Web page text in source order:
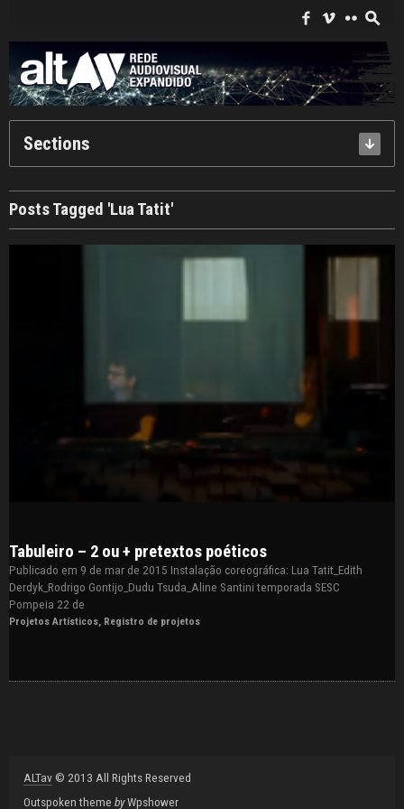
f i c s
Sections
Posts Tagged 'Lua Tatit'
Tabuleiro – 2 ou + pretextos poéticos
Publicado em 9 de mar de 2015 Instalação coreográfica: Lua Tatit_Edith
Derdyk_Rodrigo Gontijo_Dudu Tsuda_Aline Santini temporada SESC
Pompeia 22 de
Projetos Artísticos Registro de projetos
ALTav© 2013 All Rights Reserved
Outspokentheme by Wpshower